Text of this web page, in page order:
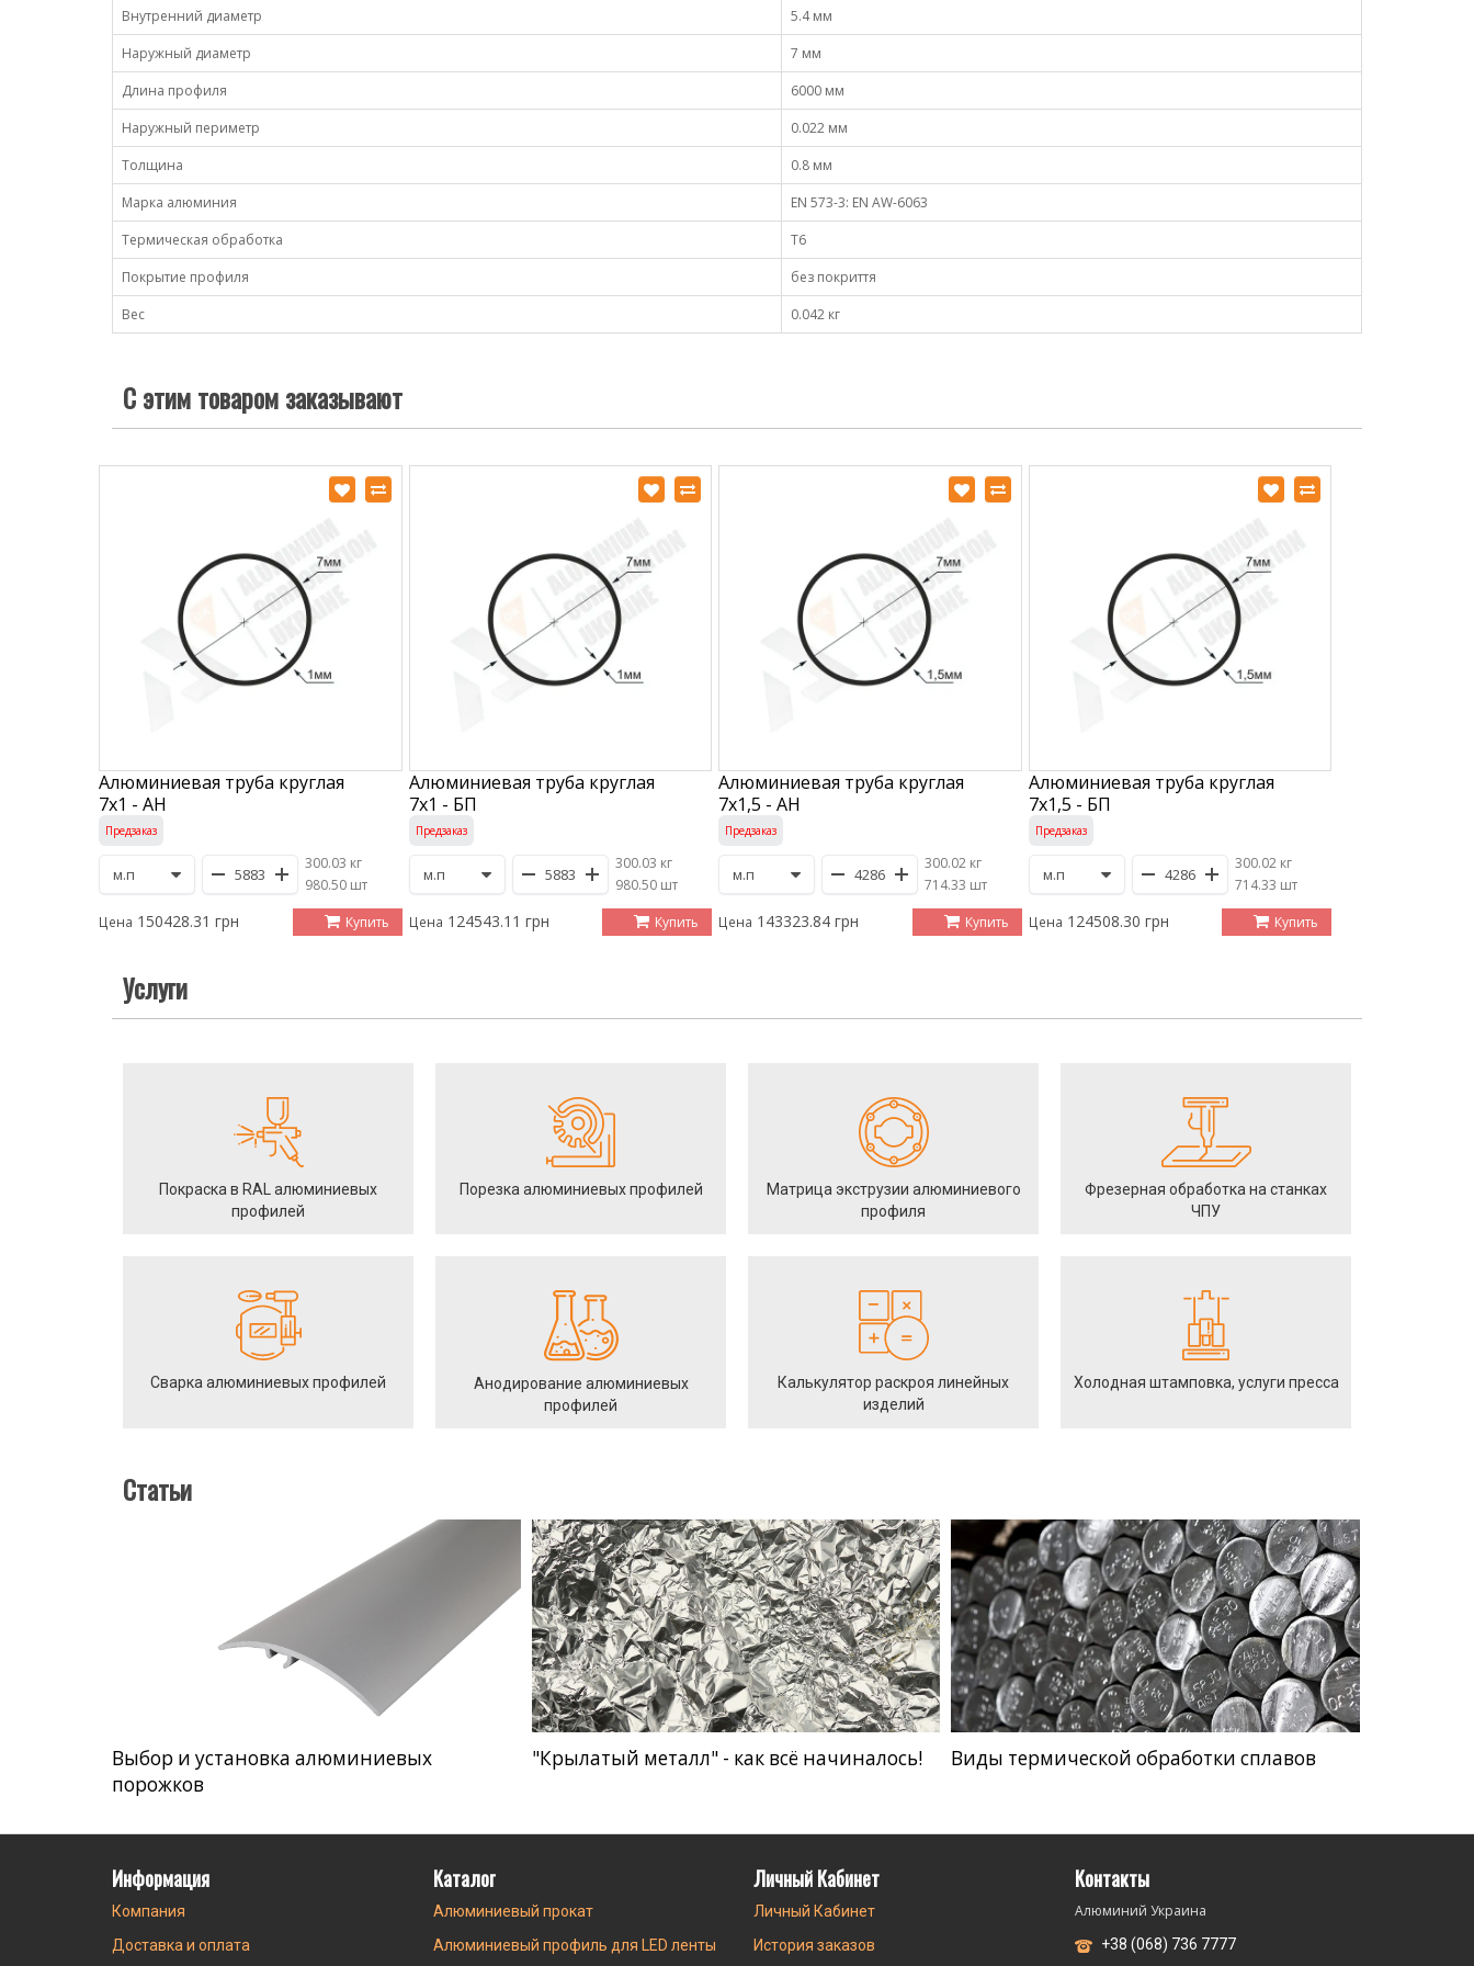
Внутренний диаметр
5.4 мм
Наружный диаметр
7 мм
Длина профиля
6000 мм
Наружный периметр
0.022 мм
Толщина
0.8 мм
Марка алюминия
EN 573-3: EN AW-6063
Термическая обработка
Т6
Покрытие профиля
без покриття
Вес
0.042 кг
С этим товаром заказывают
Алюминиевая труба круглая
7х1 - АН
Предзаказ
300.03 кг
/980.50 шт
Цена 150428.31 грн Купить
Алюминиевая труба круглая
7х1 - БП
Предзаказ
300.03 кг
/980.50 шт
Цена 124543.11 грн Купить
Алюминиевая труба круглая
7х1,5 - АН
Предзаказ
300.02 кг
/714.33 шт
Цена 143323.84 грн Купить
Алюминиевая труба круглая
7х1,5 - БП
Предзаказ
300.02 кг
/714.33 шт
Цена 124508.30 грн Купить
Услуги
Покраска в RAL алюминиевых
профилей
Порезка алюминиевых профилей
Матрица экструзии алюминиевого
профиля
Фрезерная обработка на станках
ЧПУ
Сварка алюминиевых профилей
Анодирование алюминиевых
профилей
Калькулятор раскроя линейных
изделий
Холодная штамповка, услуги пресса
Статьи
Выбор и установка алюминиевых
порожков
"Крылатый металл" - как всё начиналось! Виды термической обработки сплавов
Информация
Компания
Доставка и оплата
Каталог
Алюминиевый прокат
Алюминиевый профиль для LED ленты
Личный Кабинет
Личный Кабинет
История заказов
Контакты
Алюминий Украина
+38 (068) 736 7777